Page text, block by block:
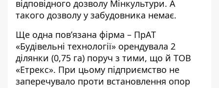
відповідного дозволу Мінкультури. А
такого дозволу у забудовника немає.
Ще одна пов’язана фірма – ПрАТ
«Будівельні технології» орендувала 2
ділянки (0,75 га) поруч з тими, що й ТОВ
«Етрекс». При цьому підприємство не
заперечувало проти встановлення опор